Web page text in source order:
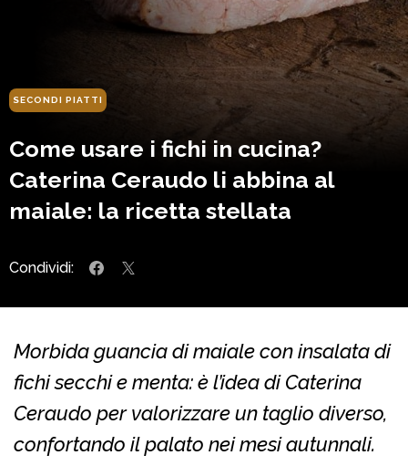
SECONDI PIATTI
Come usare i fichi in cucina?
Caterina Ceraudo li abbina al
maiale: la ricetta stellata
Condividi:
Morbida guancia di maiale con insalata di
fichi secchi e menta: è l’idea di Caterina
Ceraudo per valorizzare un taglio diverso,
confortando il palato nei mesi autunnali.